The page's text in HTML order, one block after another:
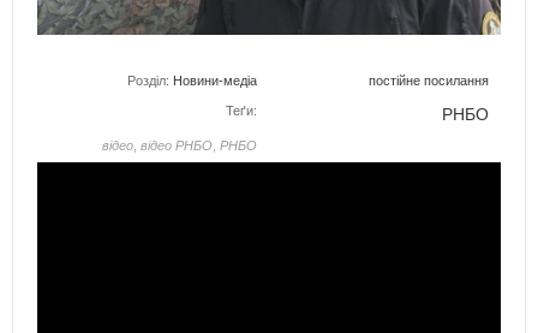
Розділ: Новини-медіа постійне посилання
Теґи:
відео відео РНБО РНБО
РНБО